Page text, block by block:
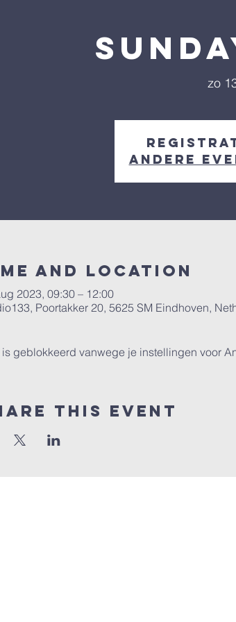
zo
Andere
and Location
2023, 09:30 – 12:00
Poortakker 20, 5625 SM Eindhoven,
geblokkeerd vanwege je instellingen voor
this event